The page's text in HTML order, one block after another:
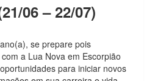
06 – 22/07)
se prepare pois
a Lua Nova em Escorpião
para iniciar novos